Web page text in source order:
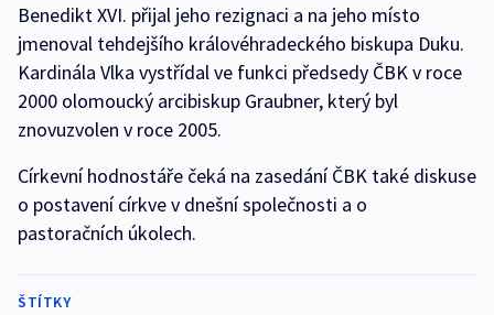
Benedikt XVI. přijal jeho rezignaci a na jeho místo
jmenoval tehdejšího královéhradeckého biskupa Duku.
Kardinála Vlka vystřídal ve funkci předsedy ČBK v roce
2000 olomoucký arcibiskup Graubner, který byl
znovuzvolen v roce 2005.
Církevní hodnostáře čeká na zasedání ČBK také diskuse
o postavení církve v dnešní společnosti a o
pastoračních úkolech.
ŠTÍTKY